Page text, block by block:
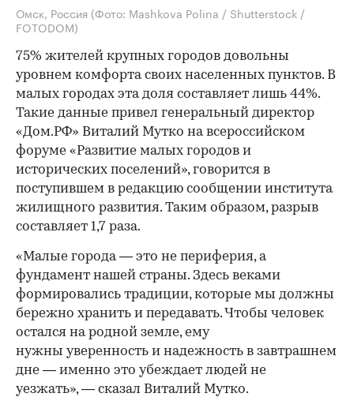
Омск, Россия (Фото: Mashkova Polina / Shutterstock /
FOTODOM)
75% жителей крупных городов довольны
уровнем комфорта своих населенных пунктов. В
малых городах эта доля составляет лишь 44%.
Такие данные привел генеральный директор
«Дом.РФ» Виталий Мутко на всероссийском
форуме «Развитие малых городов и
исторических поселений», говорится в
поступившем в редакцию сообщении института
жилищного развития. Таким образом, разрыв
составляет 1,7 раза.
«Малые города — это не периферия, а
фундамент нашей страны. Здесь веками
формировались традиции, которые мы должны
бережно хранить и передавать. Чтобы человек
остался на родной земле, ему
нужны уверенность и надежность в завтрашнем
дне — именно это убеждает людей не
уезжать», — сказал Виталий Мутко.